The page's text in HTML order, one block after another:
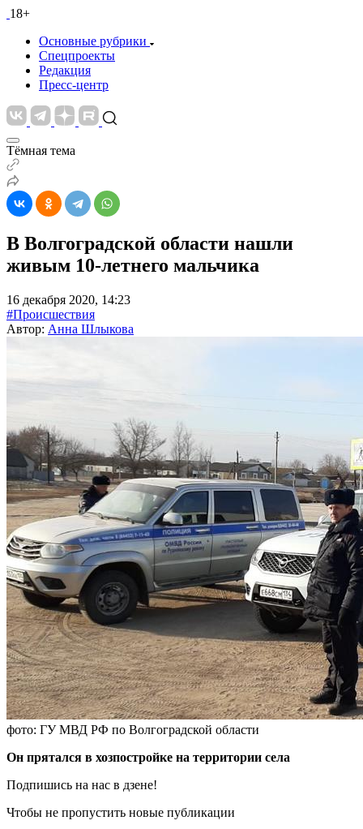
18+
Основные рубрики
Спецпроекты
Редакция
Пресс-центр
Тёмная тема
В Волгоградской области нашли
живым 10-летнего мальчика
16 декабря 2020, 14:23
#Происшествия
Автор: Анна Шлыкова
фото: ГУ МВД РФ по Волгоградской области
Он прятался в хозпостройке на территории села
Подпишись на нас в дзене!
Чтобы не пропустить новые публикации